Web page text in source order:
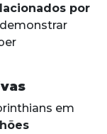
por
em